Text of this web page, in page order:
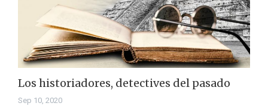
Los historiadores, detectives del pasado
Sep 10, 2020